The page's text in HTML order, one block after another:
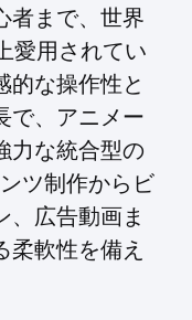
者まで、世界
愛用されてい
的な操作性と
で、アニメー
力な統合型の
ツ制作からビ
、広告動画ま
軟性を備え